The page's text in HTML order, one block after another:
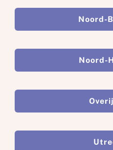
Noord-
Noord-